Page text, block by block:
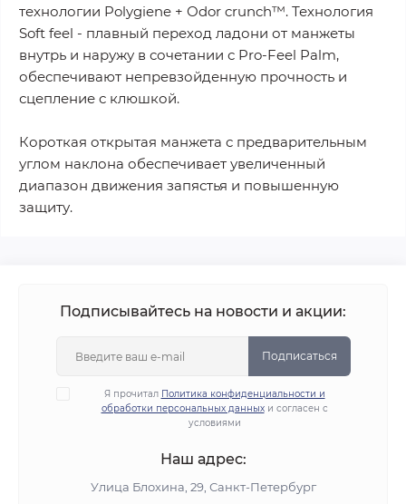
технологии Polygiene + Оdor crunch™. Технология
Soft feel - плавный переход ладони от манжеты
внутрь и наружу в сочетании с Pro-Feel Palm,
обеспечивают непревзойденную прочность и
сцепление с клюшкой.
Короткая открытая манжета с предварительным
углом наклона обеспечивает увеличенный
диапазон движения запястья и повышенную
защиту.
Подписывайтесь на новости и акции:
Подписаться
Я прочитал Политика конфиденциальности и
обработки персональных данныхи согласен с
условиями
Наш адрес:
Улица Блохина, 29, Санкт-Петербург